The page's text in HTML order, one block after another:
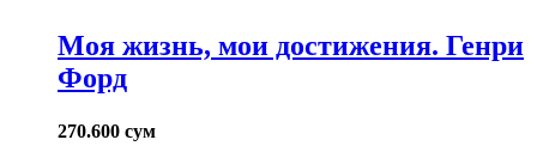
Моя жизнь, мои достижения. Генри
Форд
270.600 сум